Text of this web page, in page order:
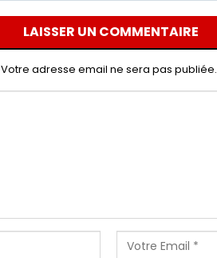
LAISSER UN COMMENTAIRE
Votre adresse email ne sera pas publiée.